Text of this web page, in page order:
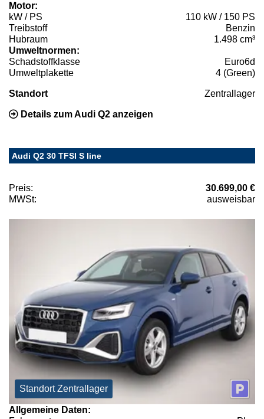
Motor:
kW / PS
110 kW / 150 PS
Treibstoff
Benzin
Hubraum
1.498 cm³
Umweltnormen:
Schadstoffklasse
Euro6d
Umweltplakette
4 (Green)
Standort Zentrallager
Details zum Audi Q2 anzeigen
Audi Q2 30 TFSI S line
Preis:
30.699,00 €
MWSt:
ausweisbar
Standort Zentrallager
Allgemeine Daten: